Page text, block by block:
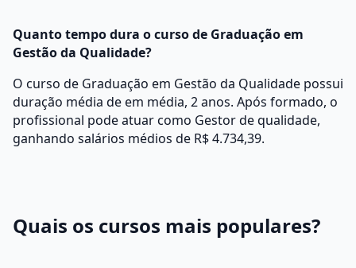
Quanto tempo dura o curso de Graduação em
Gestão da Qualidade?
O curso de Graduação em Gestão da Qualidade possui
duração média de em média, 2 anos. Após formado, o
profissional pode atuar como Gestor de qualidade,
ganhando salários médios de R$ 4.734,39.
Quais os cursos mais populares?